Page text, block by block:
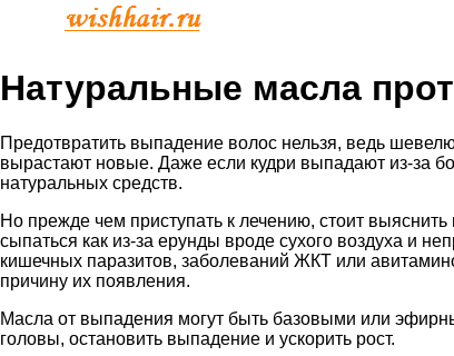
Натуральные масла
Предотвратить выпадение волос нельзя, ведь
вырастают новые. Даже если кудри выпадают из-за
натуральных средств.
Но прежде чем приступать к лечению, стоит
сыпаться как из-за ерунды вроде сухого воздуха и
кишечных паразитов, заболеваний ЖКТ или
причину их появления.
Масла от выпадения могут быть базовыми или
головы, остановить выпадение и ускорить рост.